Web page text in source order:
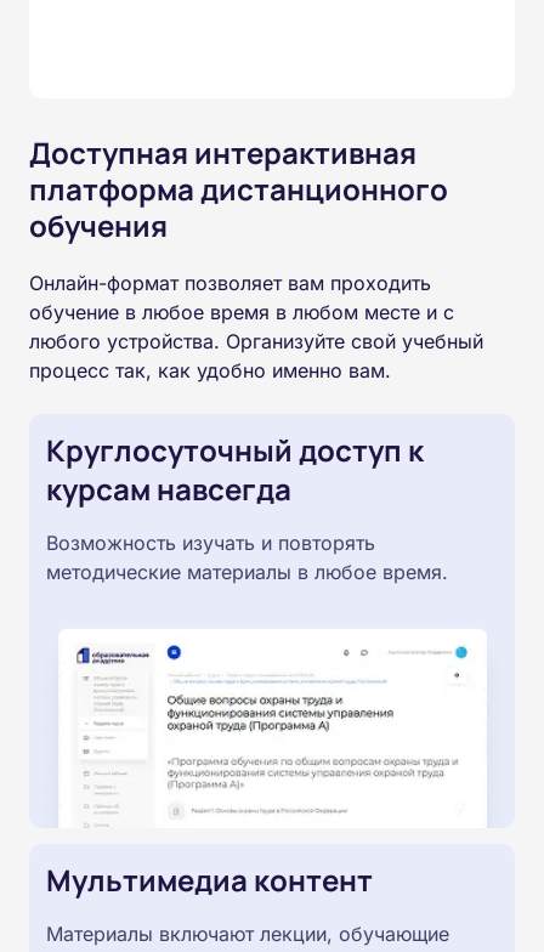
Доступная интерактивная
платформа дистанционного
обучения
Онлайн-формат позволяет вам проходить
обучение в любое время в любом месте и с
любого устройства. Организуйте свой учебный
процесс так, как удобно именно вам.
Круглосуточный доступ к
курсам навсегда
Возможность изучать и повторять
методические материалы в любое время.
Мультимедиа контент
Материалы включают лекции, обучающие